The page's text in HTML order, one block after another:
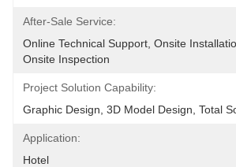
After-Sale Service:
Online Technical Support, Onsite
Onsite Inspection
Project Solution Capability:
Graphic Design, 3D Model Design, Total
Application:
Hotel